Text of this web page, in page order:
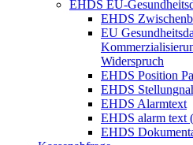
EHDS EU-
EHDS
EU
Widerspruch
EHDS Position
EHDS
EHDS Alarmtext
EHDS alarm text
EHDS